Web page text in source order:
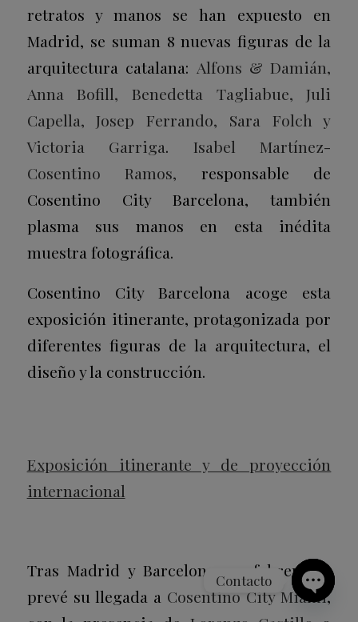
retratos y manos se han expuesto en
Madrid, se suman 8 nuevas figuras de la
arquitectura catalana: Alfons & Damián,
Anna Bofill, Benedetta Tagliabue, Juli
Capella, Josep Ferrando, Sara Folch y
Victoria Garriga. Isabel Martínez-
Cosentino Ramos, responsable de
Cosentino City Barcelona, también
plasma sus manos en esta inédita
muestra fotográfica.
Cosentino City Barcelona acoge esta
exposición itinerante, protagonizada por
diferentes figuras de la arquitectura, el
diseño y la construcción.
Exposición itinerante y de proyección
internacional
Tras Madrid y Barcelona, en febrero se
prevé su llegada a Cosentino City Miami,
Contacto
Open
chaty